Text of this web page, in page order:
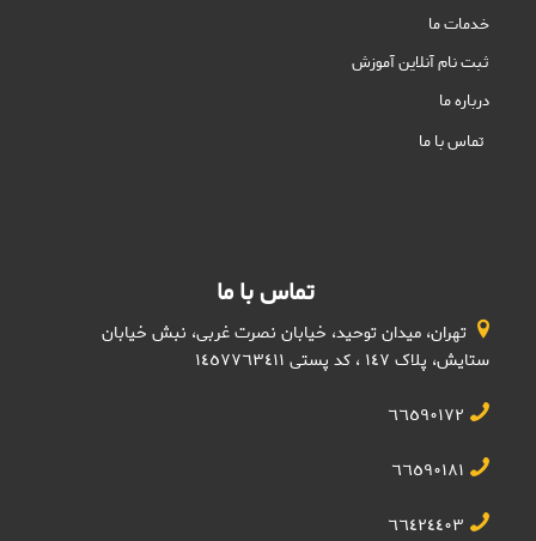
خدمات ما
ثبت نام آنلاین آموزش
درباره ما
تماس با ما
تماس با ما
تهران، میدان توحید، خیابان نصرت غربی، نبش خیابان
ستایش، پلاک ١٤٧ ، کد پستی ١٤٥٧٧٦٣٤١١
٦٦٥٩٠١٧٢
٦٦٥٩٠١٨١
٦٦٤٢٤٤٠٣